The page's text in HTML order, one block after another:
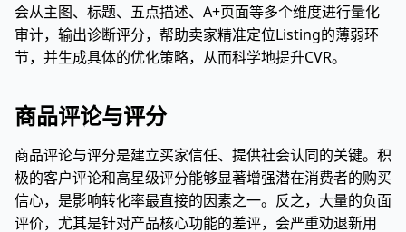
会从主图、标题、五点描述、A+页面等多个维度进行量化
审计，输出诊断评分，帮助卖家精准定位Listing的薄弱环
节，并生成具体的优化策略，从而科学地提升CVR。
商品评论与评分
商品评论与评分是建立买家信任、提供社会认同的关键。积
极的客户评论和高星级评分能够显著增强潜在消费者的购买
信心，是影响转化率最直接的因素之一。反之，大量的负面
评价，尤其是针对产品核心功能的差评，会严重劝退新用